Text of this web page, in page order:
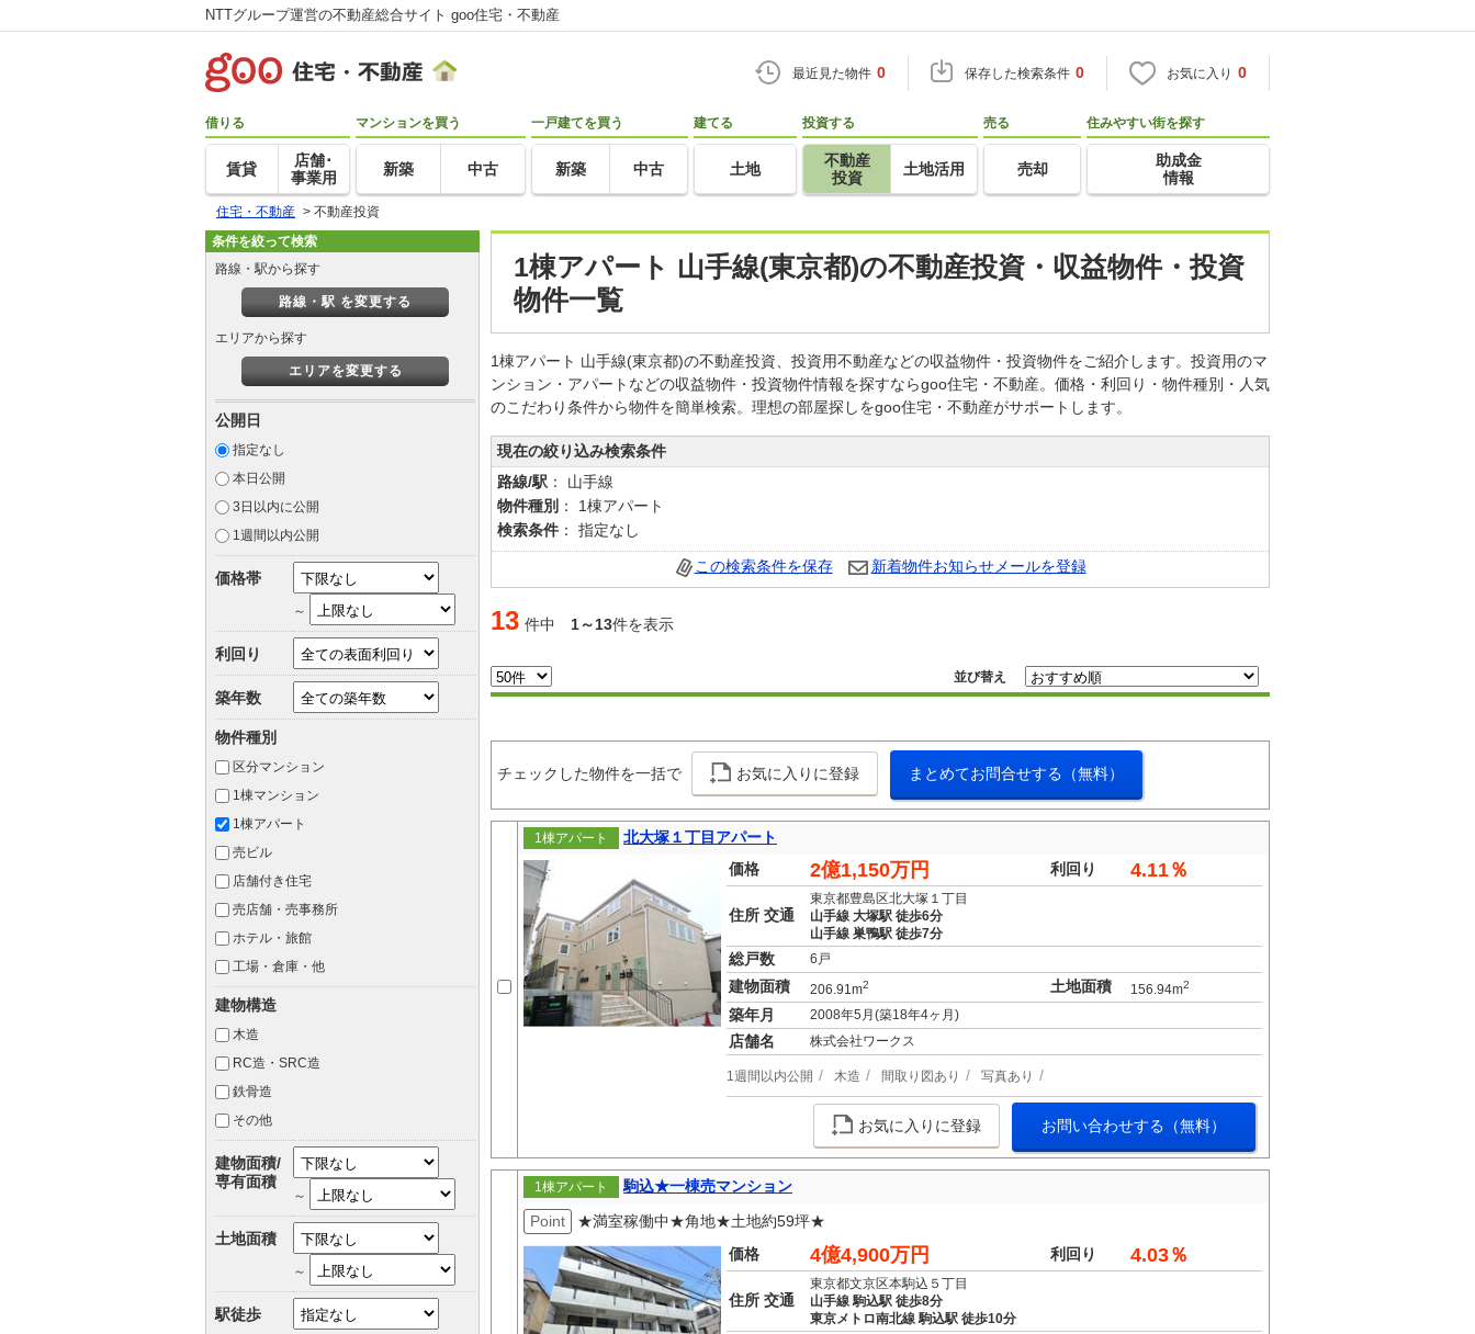
NTTグループ運営の不動産総合サイト goo住宅・不動産
最近見た物件 0 保存した検索条件 0 お気に入り 0
借りる
賃貸
店舗･
事業用
マンションを買う
新築 中古
一戸建てを買う
新築 中古
建てる
土地
投資する
不動産
投資
土地活用
売る
売却
住みやすい街を探す
助成金
情報
住宅・不動産 > 不動産投資
1棟アパート 山手線(東京都)の不動産投資・収益物件・投資
物件一覧
1棟アパート 山手線(東京都)の不動産投資、投資用不動産などの収益物件・投資物件をご紹介します。投資用のマ
ンション・アパートなどの収益物件・投資物件情報を探すならgoo住宅・不動産。価格・利回り・物件種別・人気
のこだわり条件から物件を簡単検索。理想の部屋探しをgoo住宅・不動産がサポートします。
現在の絞り込み検索条件
路線/駅 ： 山手線
物件種別 ： 1棟アパート
検索条件 ： 指定なし
この検索条件を保存 新着物件お知らせメールを登録
13 件中 1～13件を表示
並び替え
チェックした物件を一括で お気に入りに登録 まとめてお問合せする（無料）
1棟アパート
北大塚１丁目アパート
価格
2億1,150万円 利回り 4.11％
住所 交通
東京都豊島区北大塚１丁目
山手線 大塚駅 徒歩6分
山手線 巣鴨駅 徒歩7分
総戸数 6戸
建物面積 206.91m2 土地面積 156.94m2
築年月 2008年5月(築18年4ヶ月)
店舗名 株式会社ワークス
1週間以内公開 木造 間取り図あり 写真あり
お気に入りに登録 お問い合わせする（無料）
1棟アパート
駒込★一棟売マンション
Point
★満室稼働中★角地★土地約59坪★
価格
4億4,900万円 利回り 4.03％
住所 交通
東京都文京区本駒込５丁目
山手線 駒込駅 徒歩8分
東京メトロ南北線 駒込駅 徒歩10分
条件を絞って検索
路線・駅から探す
路線・駅 を変更する
エリアから探す
エリアを変更する
公開日
指定なし
本日公開
3日以内に公開
1週間以内公開
価格帯
～
利回り
築年数
物件種別
区分マンション
1棟マンション
1棟アパート
売ビル
店舗付き住宅
売店舗・売事務所
ホテル・旅館
工場・倉庫・他
建物構造
木造
RC造・SRC造
鉄骨造
その他
建物面積/
専有面積
～
土地面積
～
駅徒歩